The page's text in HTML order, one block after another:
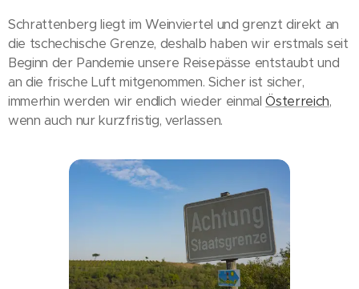
Schrattenberg liegt im Weinviertel und grenzt direkt an
die tschechische Grenze, deshalb haben wir erstmals seit
Beginn der Pandemie unsere Reisepässe entstaubt und
an die frische Luft mitgenommen. Sicher ist sicher,
immerhin werden wir endlich wieder einmalÖsterreich,
wenn auch nur kurzfristig, verlassen.